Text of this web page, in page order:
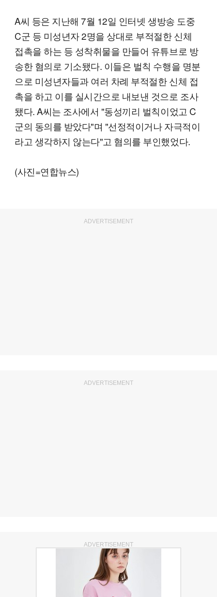
A씨 등은 지난해 7월 12일 인터넷 생방송 도중
C군 등 미성년자 2명을 상대로 부적절한 신체
접촉을 하는 등 성착취물을 만들어 유튜브로 방
송한 혐의로 기소됐다. 이들은 벌칙 수행을 명분
으로 미성년자들과 여러 차례 부적절한 신체 접
촉을 하고 이를 실시간으로 내보낸 것으로 조사
됐다. A씨는 조사에서 "동성끼리 벌칙이었고 C
군의 동의를 받았다"며 "선정적이거나 자극적이
라고 생각하지 않는다"고 혐의를 부인했었다.
(사진=연합뉴스)
ADVERTISEMENT
ADVERTISEMENT
ADVERTISEMENT